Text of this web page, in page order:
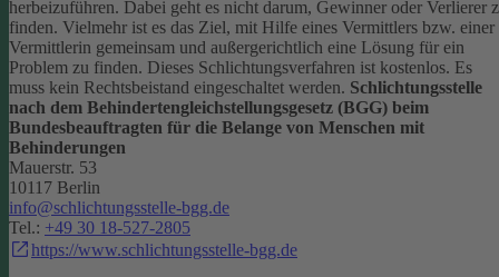
herbeizuführen. Dabei geht es nicht darum, Gewinner oder Verlierer
finden. Vielmehr ist es das Ziel, mit Hilfe eines Vermittlers bzw. einer
Vermittlerin gemeinsam und außergerichtlich eine Lösung für ein
Problem zu finden. Dieses Schlichtungsverfahren ist kostenlos. Es
muss kein Rechtsbeistand eingeschaltet werden. Schlichtungsstelle
nach dem Behindertengleichstellungsgesetz (BGG) beim
Bundesbeauftragten für die Belange von Menschen mit
Behinderungen
Mauerstr. 53
10117 Berlin
info@schlichtungsstelle-bgg.de
Tel.: +49 30 18-527-2805
https://www.schlichtungsstelle-bgg.de